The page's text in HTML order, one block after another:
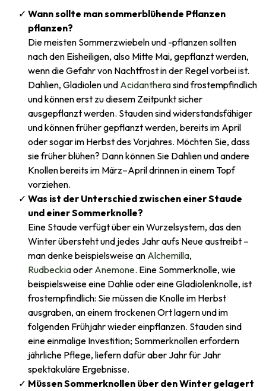
Wann sollte man sommerblühende Pflanzen
pflanzen?
Die meisten Sommerzwiebeln und -pflanzen sollten
nach den Eisheiligen, also Mitte Mai, gepflanzt werden,
wenn die Gefahr von Nachtfrost in der Regel vorbei ist.
Dahlien, Gladiolen und Acidantherasind frostempfindlich
und können erst zu diesem Zeitpunkt sicher
ausgepflanzt werden. Stauden sind widerstandsfähiger
und können früher gepflanzt werden, bereits im April
oder sogar im Herbst des Vorjahres. Möchten Sie, dass
sie früher blühen? Dann können Sie Dahlien und andere
Knollen bereits im März–April drinnen in einem Topf
vorziehen.
Was ist der Unterschied zwischen einer Staude
und einer Sommerknolle?
Eine Staude verfügt über ein Wurzelsystem, das den
Winter übersteht und jedes Jahr aufs Neue austreibt –
man denke beispielsweise an Alchemilla,
Rudbeckiaoder Anemone. Eine Sommerknolle, wie
beispielsweise eine Dahlie oder eine Gladiolenknolle, ist
frostempfindlich: Sie müssen die Knolle im Herbst
ausgraben, an einem trockenen Ort lagern und im
folgenden Frühjahr wieder einpflanzen. Stauden sind
eine einmalige Investition; Sommerknollen erfordern
jährliche Pflege, liefern dafür aber Jahr für Jahr
spektakuläre Ergebnisse.
Müssen Sommerknollen über den Winter gelagert